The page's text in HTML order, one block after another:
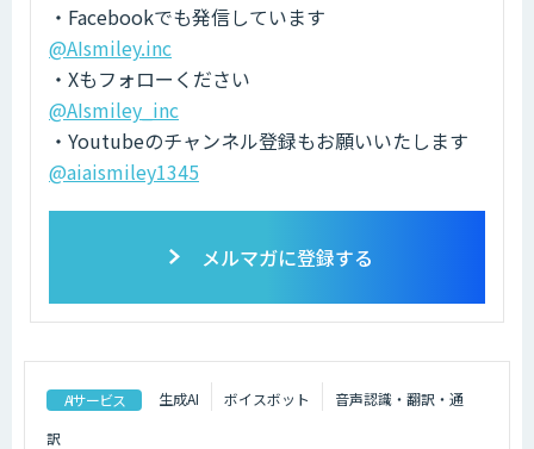
・Facebookでも発信しています
@AIsmiley.inc
・Xもフォローください
@AIsmiley_inc
・Youtubeのチャンネル登録もお願いいたします
@aiaismiley1345
メルマガに登録する
AIサービス 生成AI ボイスボット
音声認識・翻訳・通
訳